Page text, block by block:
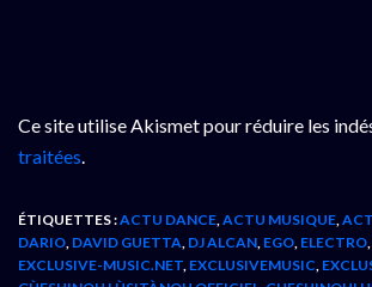
Ce site utilise Akismet pour réduire les
traitées.
ÉTIQUETTES :ACTU DANCE ACTU MUSIQUE
DARIO DAVID GUETTA DJ ALCAN EGO ELECTRO
EXCLUSIVE-MUSIC.NET EXCLUSIVEMUSIC